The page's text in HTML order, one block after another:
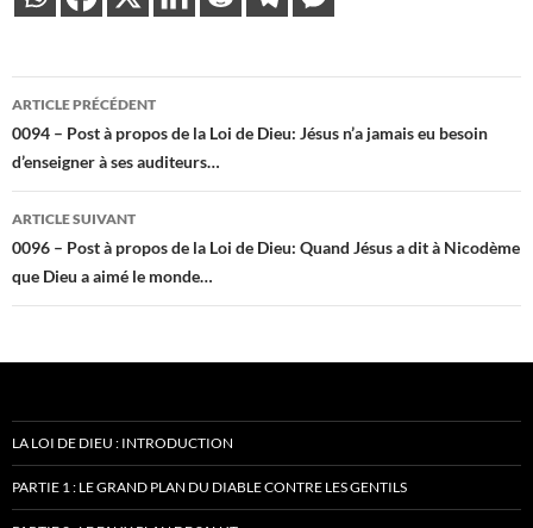
Navigation
des
articles
ARTICLE PRÉCÉDENT
0094 – Post à propos de la Loi de Dieu: Jésus n’a jamais eu besoin
d’enseigner à ses auditeurs…
ARTICLE SUIVANT
0096 – Post à propos de la Loi de Dieu: Quand Jésus a dit à Nicodème
que Dieu a aimé le monde…
LA LOI DE DIEU : INTRODUCTION
PARTIE 1 : LE GRAND PLAN DU DIABLE CONTRE LES GENTILS